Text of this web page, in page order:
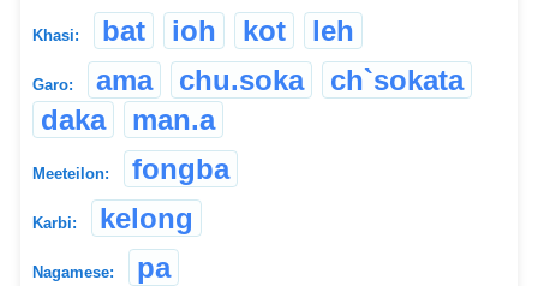
Khasi: bat ioh kot leh
Garo: ama chu.soka
ch`sokata
daka
man.a
Meeteilon: fongba
Karbi: kelong
Nagamese: pa